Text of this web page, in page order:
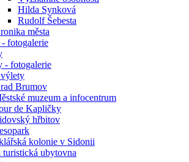
Hilda Synková
Rudolf Šebesta
města
fotogalerie
- fotogalerie
Brumov
muzeum a infocentrum
de Kapličky
hřbitov
kolonie v Sidonii
turistická ubytovna